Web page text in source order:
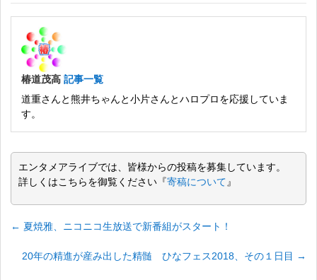
椿道茂高 記事一覧
道重さんと熊井ちゃんと小片さんとハロプロを応援していま
す。
エンタメアライブでは、皆様からの投稿を募集しています。
詳しくはこちらを御覧ください『寄稿について 』
← 夏焼雅、ニコニコ生放送で新番組がスタート！
20年の精進が産み出した精髄 ひなフェス2018、その１日目 →